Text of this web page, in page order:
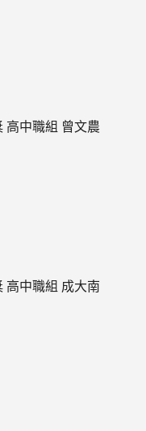
高中職組 曾文農
高中職組 成大南